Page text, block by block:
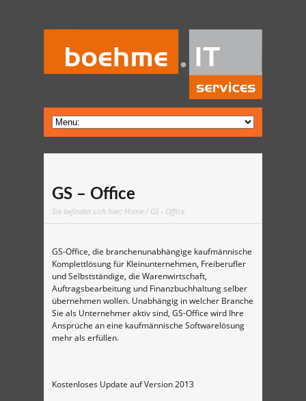
GS – Office
Sie befinden sich hier: Home / GS - Office
GS-Office, die branchenunabhängige kaufmännische
Komplettlösung für Kleinunternehmen, Freiberufler
und Selbstständige, die Warenwirtschaft,
Auftragsbearbeitung und Finanzbuchhaltung selber
übernehmen wollen. Unabhängig in welcher Branche
Sie als Unternehmer aktiv sind, GS-Office wird Ihre
Ansprüche an eine kaufmännische Softwarelösung
mehr als erfüllen.
Kostenloses Update auf Version 2013